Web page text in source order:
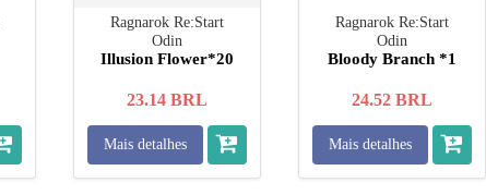
Ragnarok Re:Start
Odin
Illusion Flower*20
23.14 BRL
Mais detalhes
Ragnarok Re:Start
Odin
Bloody Branch *1
24.52 BRL
Mais detalhes